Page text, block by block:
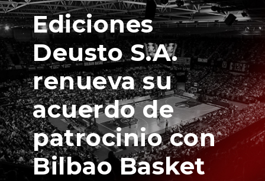
Ediciones
Deusto S.A.
renueva su
acuerdo de
patrocinio con
Bilbao Basket